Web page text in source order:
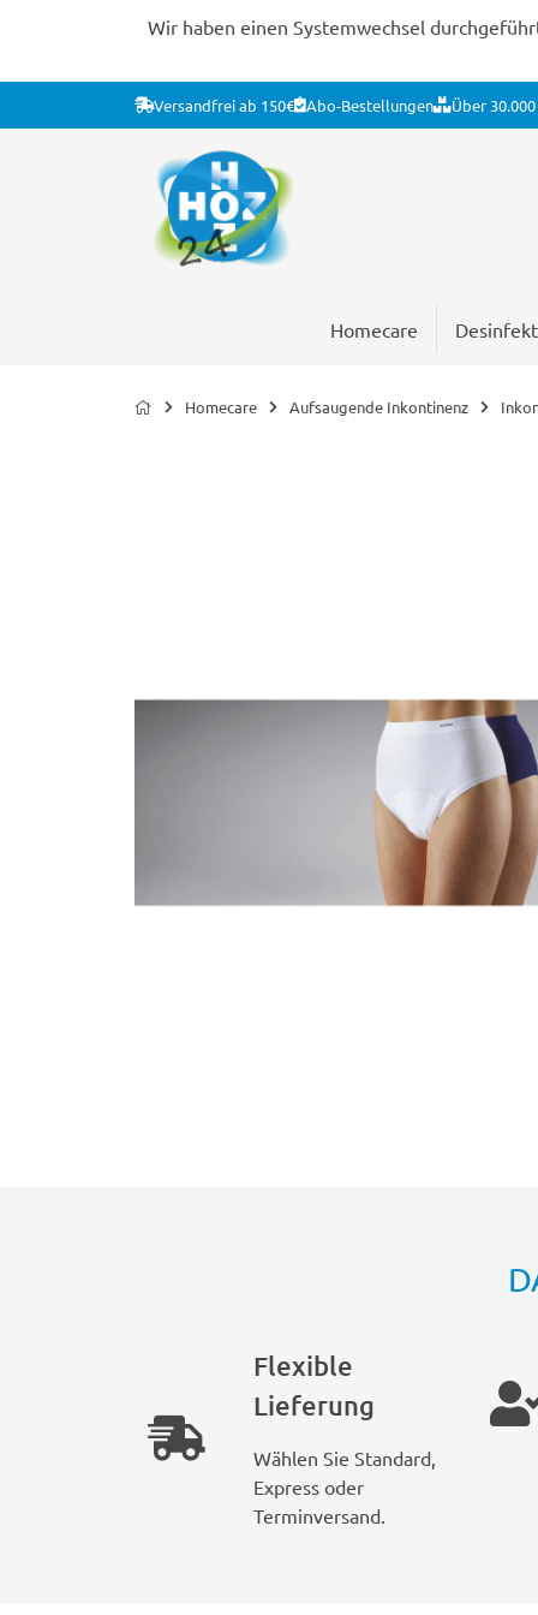
Wir haben einen Systemwechsel
Versandfrei ab 150€ Abo-Bestellungen Über
Homecare
Homecare Aufsaugende Inkontinenz
Flexible
Lieferung
Wählen Sie Standard,
Express oder
Terminversand.